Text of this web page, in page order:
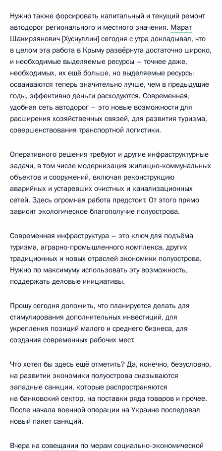
Нужно также форсировать капитальный и текущий ремонт
автодорог регионального и местного значения. Марат
Шакирзянович [Хуснуллин] сегодня с утра докладывал, что
в целом эта работа в Крыму развёрнута достаточно широко,
и необходимые выделяемые ресурсы – точнее даже,
необходимых, их ещё больше, но выделяемые ресурсы
осваиваются теперь значительно лучше, чем в предыдущие
годы, эффективно деньги расходуются. Современная,
удобная сеть автодорог – это новые возможности для
расширения хозяйственных связей, для развития туризма,
совершенствования транспортной логистики.
Оперативного решения требуют и другие инфраструктурные
задачи, в том числе модернизация жилищно-коммунальных
объектов и сооружений, включая реконструкцию
аварийных и устаревших очистных и канализационных
сетей. Здесь огромная работа предстоит. От этого прямо
зависит экологическое благополучие полуострова.
Современная инфраструктура – это ключ для подъёма
туризма, аграрно-промышленного комплекса, других
традиционных и новых отраслей экономики полуострова.
Нужно по максимуму использовать эту возможность,
поддержать деловые инициативы.
Прошу сегодня доложить, что планируется делать для
стимулирования дополнительных инвестиций, для
укрепления позиций малого и среднего бизнеса, для
создания современных рабочих мест.
Что хотел бы здесь ещё отметить? Да, конечно, безусловно,
на развитии экономики полуострова сказываются
западные санкции, которые распространяются
на банковский сектор, на поставки ряда товаров и прочее.
После начала военной операции на Украине последовал
новый пакет санкций.
Вчера на совещании по мерам социально-экономической